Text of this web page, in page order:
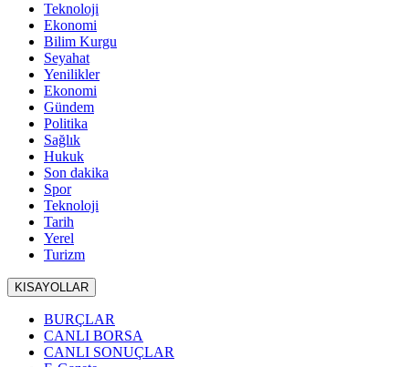
Teknoloji
Ekonomi
Bilim Kurgu
Seyahat
Yenilikler
Ekonomi
Gündem
Politika
Sağlık
Hukuk
Son dakika
Spor
Teknoloji
Tarih
Yerel
Turizm
KISAYOLLAR
BURÇLAR
CANLI BORSA
CANLI SONUÇLAR